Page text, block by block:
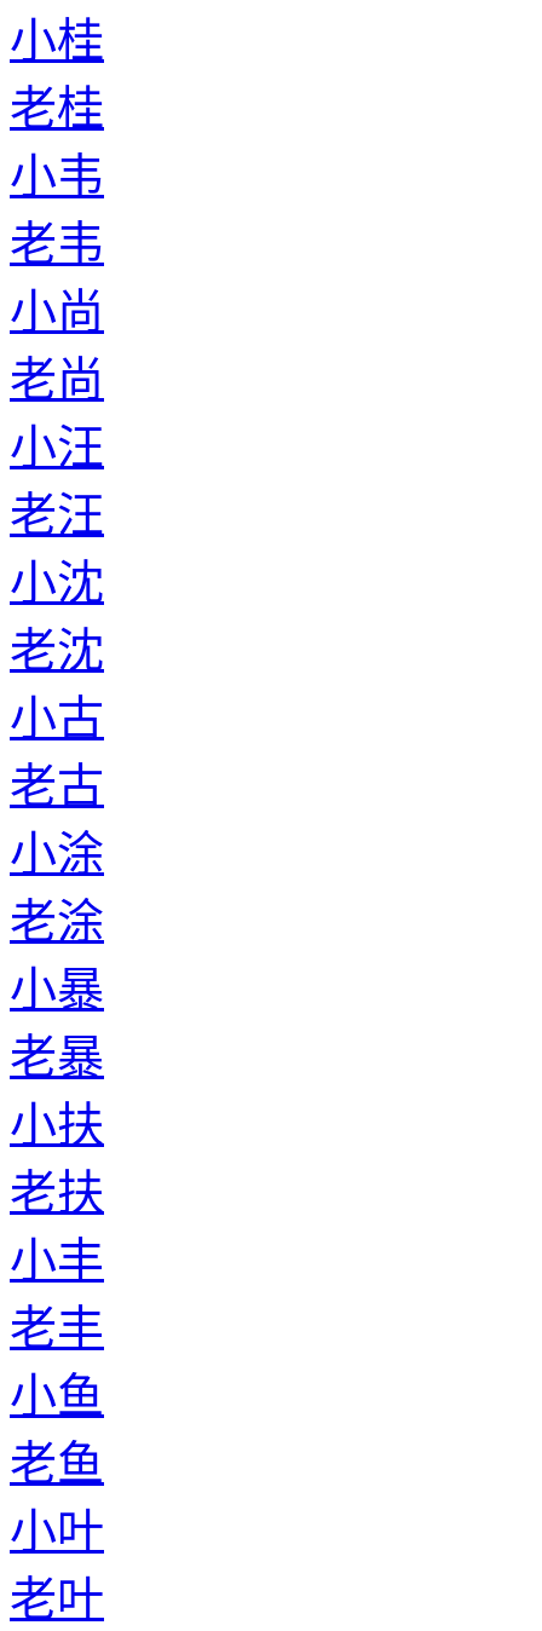
小桂
老桂
小韦
老韦
小尚
老尚
小汪
老汪
小沈
老沈
小古
老古
小涂
老涂
小暴
老暴
小扶
老扶
小丰
老丰
小鱼
老鱼
小叶
老叶